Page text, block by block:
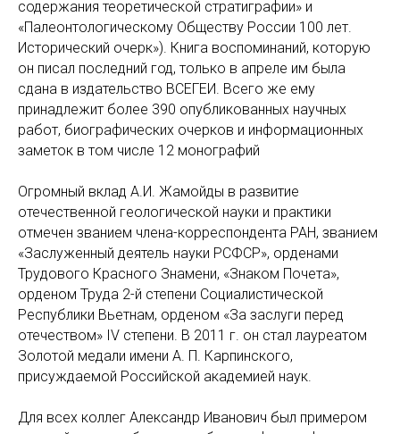
содержания теоретической стратиграфии» и
«Палеонтологическому Обществу России 100 лет.
Исторический очерк»). Книга воспоминаний, которую
он писал последний год, только в апреле им была
сдана в издательство ВСЕГЕИ. Всего же ему
принадлежит более 390 опубликованных научных
работ, биографических очерков и информационных
заметок в том числе 12 монографий
Огромный вклад А.И. Жамойды в развитие
отечественной геологической науки и практики
отмечен званием члена-корреспондента РАН, званием
«Заслуженный деятель науки РСФСР», орденами
Трудового Красного Знамени, «Знаком Почета»,
орденом Труда 2-й степени Социалистической
Республики Вьетнам, орденом «За заслуги перед
отечеством» IV степени. В 2011 г. он стал лауреатом
Золотой медали имени А. П. Карпинского,
присуждаемой Российской академией наук.
Для всех коллег Александр Иванович был примером